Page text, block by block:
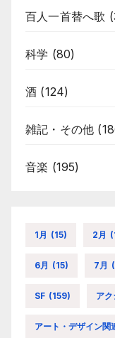
百人一首替へ歌
科学 (80)
酒 (124)
雑記・その他
音楽 (195)
1月 (15) 2月
6月 (15) 7月
SF (159) ア
アート・デザイン関